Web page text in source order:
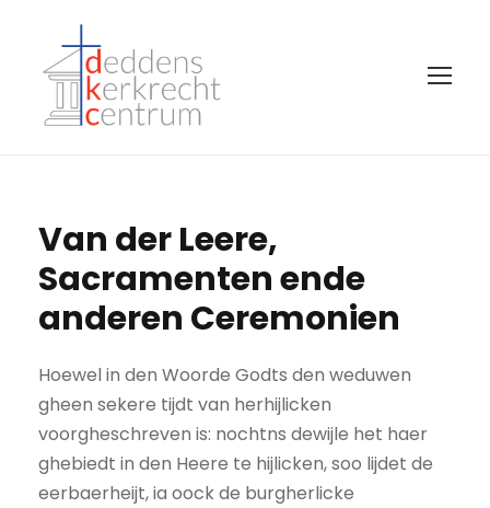
Van der Leere,
Sacramenten ende
anderen Ceremonien
Hoewel in den Woorde Godts den weduwen
gheen sekere tijdt van herhijlicken
voorgheschreven is: nochtns dewijle het haer
ghebiedt in den Heere te hijlicken, soo lijdet de
eerbaerheijt, ia oock de burgherlicke